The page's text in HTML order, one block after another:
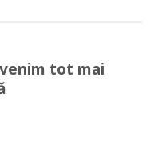
tot mai